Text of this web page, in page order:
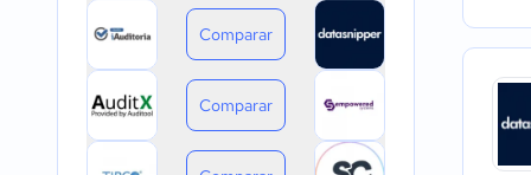
Comparar
Comparar